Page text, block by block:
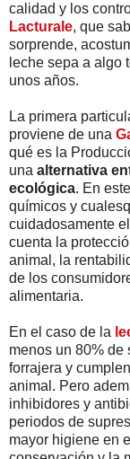
calidad y los
Lacturale, que
sorprende,
leche sepa a algo
unos años.
La primera
proviene de una
qué es la
una alternativa
ecológica. En
químicos y
cuidadosamente
cuenta la
animal, la
de los
alimentaria.
En el caso de la
menos un 80% de
forrajera y
animal. Pero
inhibidores y
periodos de
mayor higiene en